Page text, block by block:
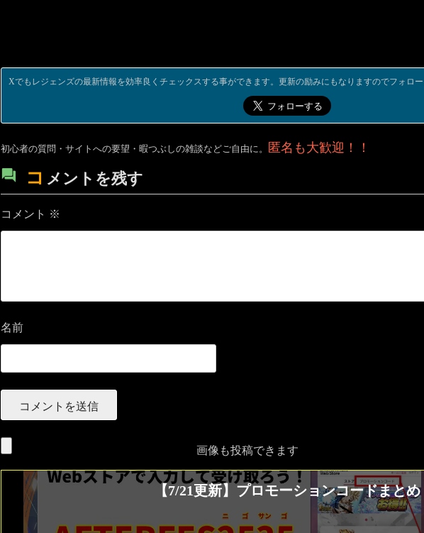
Xでもレジェンズの最新情報を効率良くチェックスする事ができます。更新の励みにもなりますのでフォロー
初心者の質問・サイトへの要望・暇つぶしの雑談などご自由に。 匿名も大歓迎！！
コ メントを残す
コメント ※
名前
画像も投稿できます
【7/21更新】プロモーションコードまとめ